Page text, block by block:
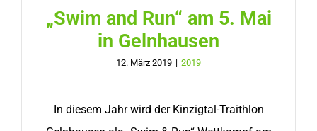
„Swim and Run“ am 5. Mai
in Gelnhausen
12. März 2019 | 2019
In diesem Jahr wird der Kinzigtal-Traithlon